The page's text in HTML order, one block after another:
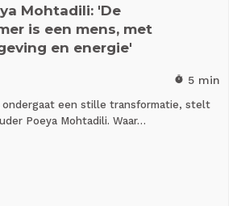
Mohtadili: 'De
is een mens, met
en energie'
timer 5 min
ondergaat een stille transformatie, stelt
Poeya Mohtadili. Waar…